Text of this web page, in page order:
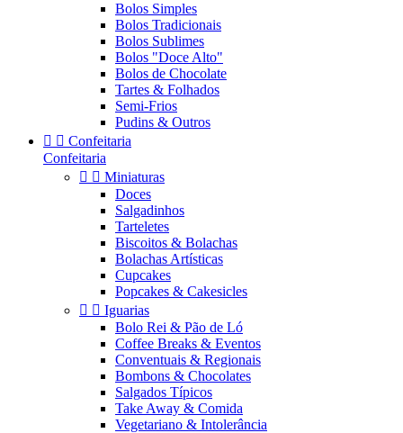
Bolos Simples
Bolos Tradicionais
Bolos Sublimes
Bolos "Doce Alto"
Bolos de Chocolate
Tartes & Folhados
Semi-Frios
Pudins & Outros
  Confeitaria
Confeitaria
  Miniaturas
Doces
Salgadinhos
Tarteletes
Biscoitos & Bolachas
Bolachas Artísticas
Cupcakes
Popcakes & Cakesicles
  Iguarias
Bolo Rei & Pão de Ló
Coffee Breaks & Eventos
Conventuais & Regionais
Bombons & Chocolates
Salgados Típicos
Take Away & Comida
Vegetariano & Intolerância